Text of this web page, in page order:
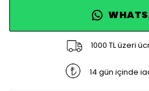
1000 TL üzeri
14 gün içinde